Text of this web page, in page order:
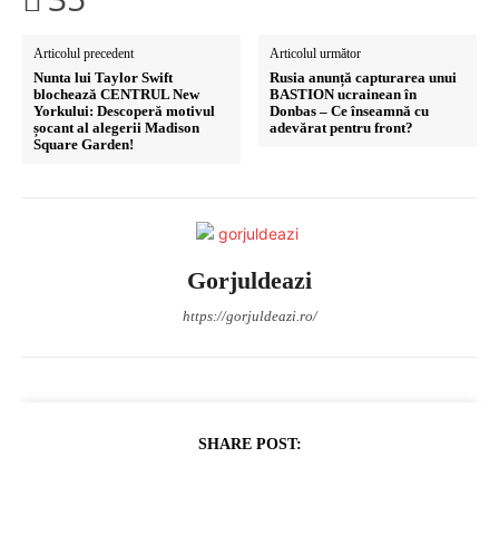
Articolul precedent
Nunta lui Taylor Swift
blochează CENTRUL New
Yorkului: Descoperă motivul
șocant al alegerii Madison
Square Garden!
Articolul următor
Rusia anunță capturarea unui
BASTION ucrainean în
Donbas – Ce înseamnă cu
adevărat pentru front?
Gorjuldeazi
https://gorjuldeazi.ro/
SHARE POST: